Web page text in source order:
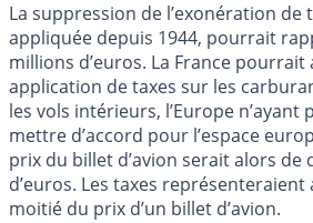
La suppression de l’exonération de
appliquée depuis 1944, pourrait
millions d’euros. La France
application de taxes sur les
les vols intérieurs, l’Europe n’ayant
mettre d’accord pour l’espace
prix du billet d’avion serait alors de
d’euros. Les taxes représenteraient
moitié du prix d’un billet d’avion.